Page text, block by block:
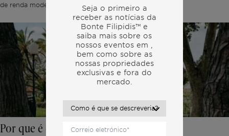
de renda moderadas.
Por que é que isto é importante para os
Seja o primeiro a
receber as notícias da
Bonte Filipidis™ e
saiba mais sobre os
nossos eventos em
bem como sobre as
nossas propriedades
exclusivas e fora do
mercado.